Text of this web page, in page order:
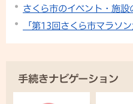
さくら市のイベント・施
「第13回さくら市マラソ
手続きナビゲーション